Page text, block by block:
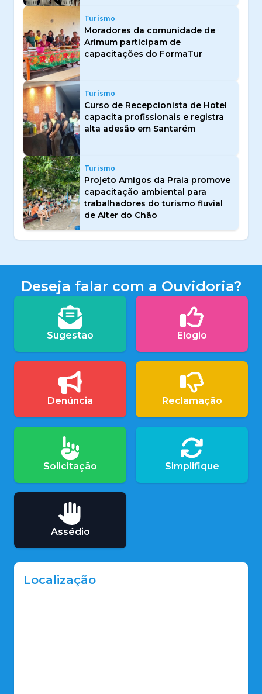
Turismo
Moradores da comunidade de
Arimum participam de
capacitações do FormaTur
Turismo
Curso de Recepcionista de Hotel
capacita profissionais e registra
alta adesão em Santarém
Turismo
Projeto Amigos da Praia promove
capacitação ambiental para
trabalhadores do turismo fluvial
de Alter do Chão
Deseja falar com a Ouvidoria?
Sugestão Elogio
Denúncia Reclamação
Solicitação Simplifique
Assédio
Localização